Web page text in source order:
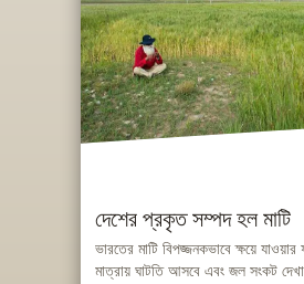
দেশের প্রকৃত সম্পদ হল মাটি
ভারতের মাটি বিপজ্জনকভাবে ক্ষয়ে যাওয়ার
মাত্রায় ঘাটতি আসবে এবং জল সংকট